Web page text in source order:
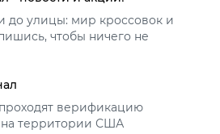
до улицы: мир кроссовок и
чтобы ничего не
верификацию
на территории США